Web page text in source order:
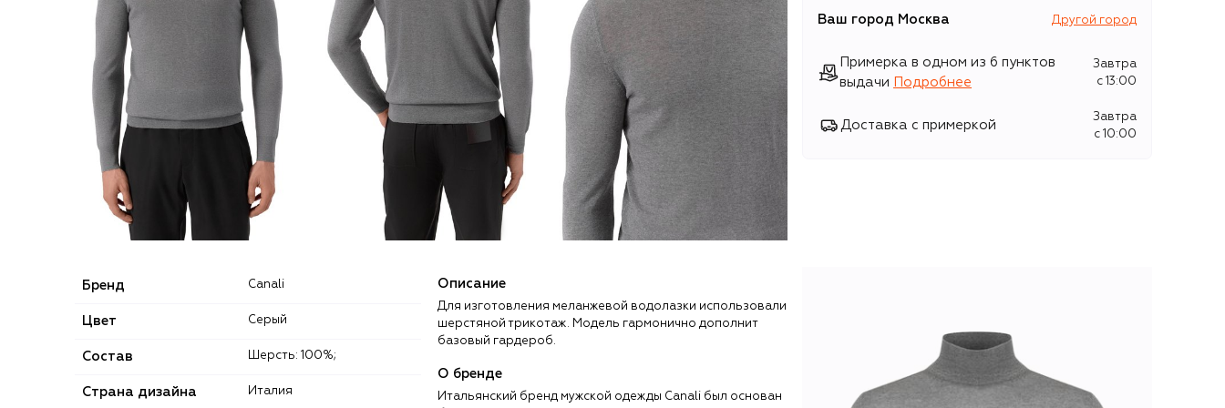
Ваш город Москва Другой город
Примерка в одном из 6 пунктов
выдачи
Подробнее
Завтра
c 13:00
Доставка с примеркой
Завтра
c 10:00
Бренд Canali
Цвет Серый
Состав Шерсть: 100%;
Страна дизайна Италия
Описание
Для изготовления меланжевой водолазки использовали
шерстяной трикотаж. Модель гармонично дополнит
базовый гардероб.
О бренде
Итальянский бренд мужской одежды Canali был основан